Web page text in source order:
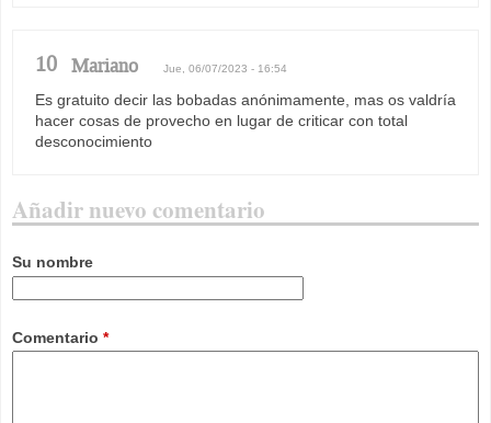
10 Mariano Jue, 06/07/2023 - 16:54
Es gratuito decir las bobadas anónimamente, mas os valdría
hacer cosas de provecho en lugar de criticar con total
desconocimiento
Añadir nuevo comentario
Su nombre
Comentario *